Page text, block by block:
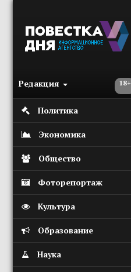
18+
Редакция
Политика
Экономика
Общество
Фоторепортаж
Культура
Образование
Наука